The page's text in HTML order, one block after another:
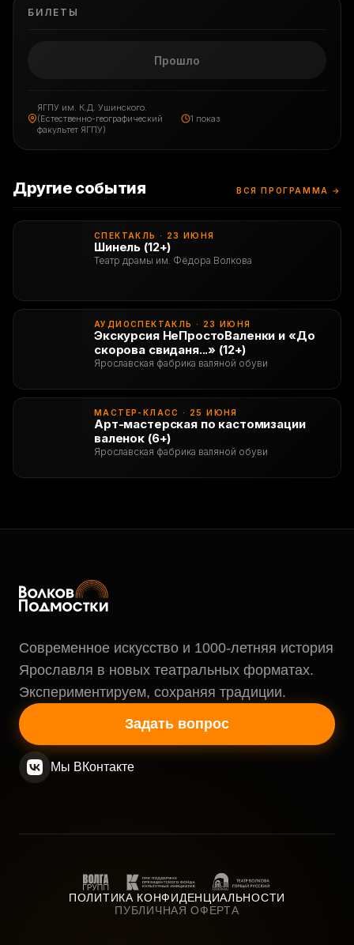
БИЛЕТЫ
Прошло
ЯГПУ им. К.Д. Ушинского.
(Естественно-географический
факультет ЯГПУ)
1 показ
Другие события ВСЯ ПРОГРАММА →
СПЕКТАКЛЬ · 23 ИЮНЯ
Шинель (12+)
Театр драмы им. Фёдора Волкова
АУДИОСПЕКТАКЛЬ · 23 ИЮНЯ
Экскурсия НеПростоВаленки и «До
скорова свиданя...» (12+)
Ярославская фабрика валяной обуви
МАСТЕР-КЛАСС · 25 ИЮНЯ
Арт-мастерская по кастомизации
валенок (6+)
Ярославская фабрика валяной обуви
Современное искусство и 1000-летняя история
Ярославля в новых театральных форматах.
Экспериментируем, сохраняя традиции.
Задать вопрос
Мы ВКонтакте
ПОЛИТИКА КОНФИДЕНЦИАЛЬНОСТИ
ПУБЛИЧНАЯ ОФЕРТА